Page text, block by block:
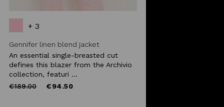
+ 3
Gennifer linen blend jacket
An essential single-breasted cut
defines this blazer from the Archivio
collection, featuri ...
Price
€189.00to €94.50